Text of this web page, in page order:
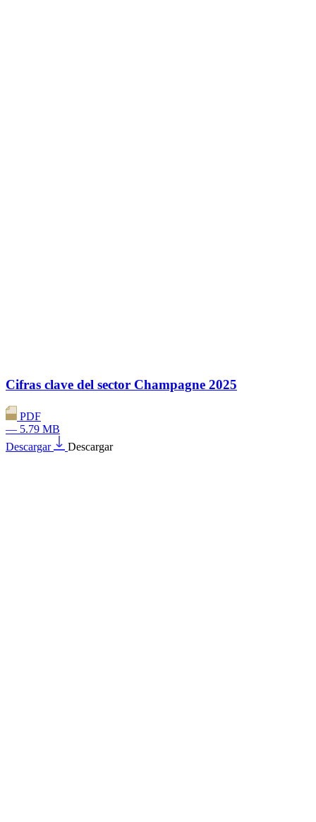
Cifras clave del sector Champagne 2025
PDF
— 5.79 MB
Descargar
Descargar